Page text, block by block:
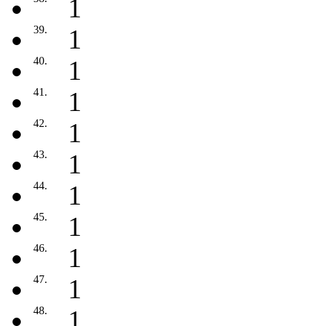
1
39. 1
40. 1
41. 1
42. 1
43. 1
44. 1
45. 1
46. 1
47. 1
48. 1